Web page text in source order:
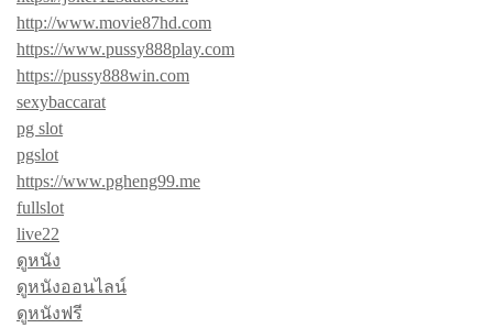
http://www.movie87hd.com
https://www.pussy888play.com
https://pussy888win.com
sexybaccarat
pg slot
pgslot
https://www.pgheng99.me
fullslot
live22
ดูหนัง
ดูหนังออนไลน์
ดูหนังฟรี